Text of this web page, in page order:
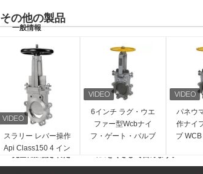
一般情報
スライディングキャップ付きのゴムコーティングされた
Oリングシール付きのメンテナンスフリーで耐食性のある
収縮のない完全な通過;
双方向の流れ、両方向にタイト。
EN1092-2に準拠したフランジ接続寸法。
DIN 1693に準拠したダクタイル鋳鉄GGG40で作られたボ
その他の製品
スラリー レバー操作
Api Class150 4 イン
チ ダクタイル鋳鉄ナ
6インチ ラグ・ウエ
ファー型Wcbナイ
フ・ゲート・バルブ
ル・ゲート・バルブ
パネウ
作ナイ
ブ